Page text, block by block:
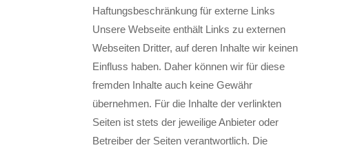
Haftungsbeschränkung für externe Links
Unsere Webseite enthält Links zu externen
Webseiten Dritter, auf deren Inhalte wir keinen
Einfluss haben. Daher können wir für diese
fremden Inhalte auch keine Gewähr
übernehmen. Für die Inhalte der verlinkten
Seiten ist stets der jeweilige Anbieter oder
Betreiber der Seiten verantwortlich. Die